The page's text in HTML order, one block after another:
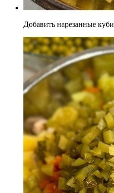
Добавить нарезанные